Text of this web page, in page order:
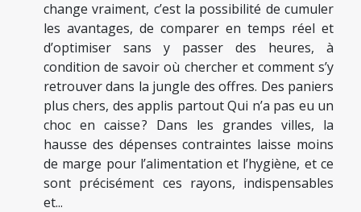
change vraiment, c’est la possibilité de cumuler
les avantages, de comparer en temps réel et
d’optimiser sans y passer des heures, à
condition de savoir où chercher et comment s’y
retrouver dans la jungle des offres. Des paniers
plus chers, des applis partout Qui n’a pas eu un
choc en caisse ? Dans les grandes villes, la
hausse des dépenses contraintes laisse moins
de marge pour l’alimentation et l’hygiène, et ce
sont précisément ces rayons, indispensables
et...